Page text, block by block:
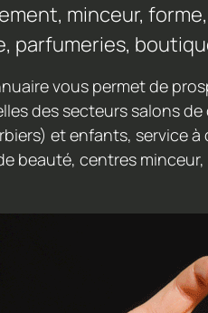
minceur,
parfumeries,
vous permet de
des secteurs salons
et enfants, service à
beauté, centres